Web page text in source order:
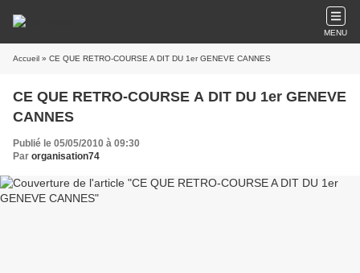
MENU
Accueil » CE QUE RETRO-COURSE A DIT DU 1er GENEVE CANNES
CE QUE RETRO-COURSE A DIT DU 1er GENEVE
CANNES
Publié le 05/05/2010 à 09:30
Par organisation74